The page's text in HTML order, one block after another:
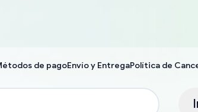
de pagoEnvío y EntregaPolítica de